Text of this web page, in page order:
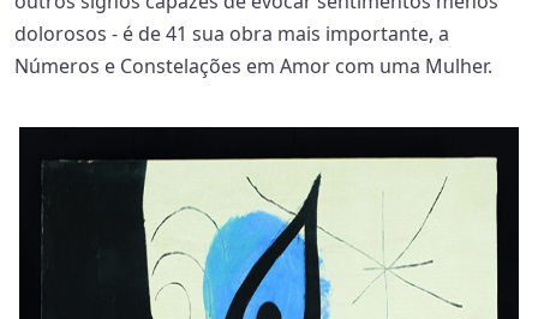
dolorosos - é de 41 sua obra mais importante, a
Números e Constelações em Amor com uma Mulher.